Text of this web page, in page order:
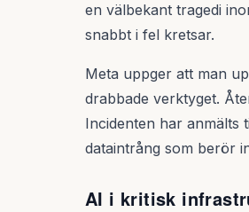
en välbekant tragedi
snabbt i fel kretsar.
Meta uppger att man
drabbade verktyget.
Incidenten har anmälts
dataintrång som berör
AI i kritisk